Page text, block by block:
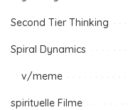
Second Tier Thinking
Spiral Dynamics
v/meme
spirituelle Filme